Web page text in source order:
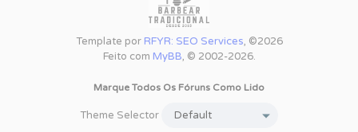
Template por RFYR: SEO Services, ©2026
Feito com MyBB, © 2002-2026.
Marque Todos Os Fóruns Como Lido
Theme Selector